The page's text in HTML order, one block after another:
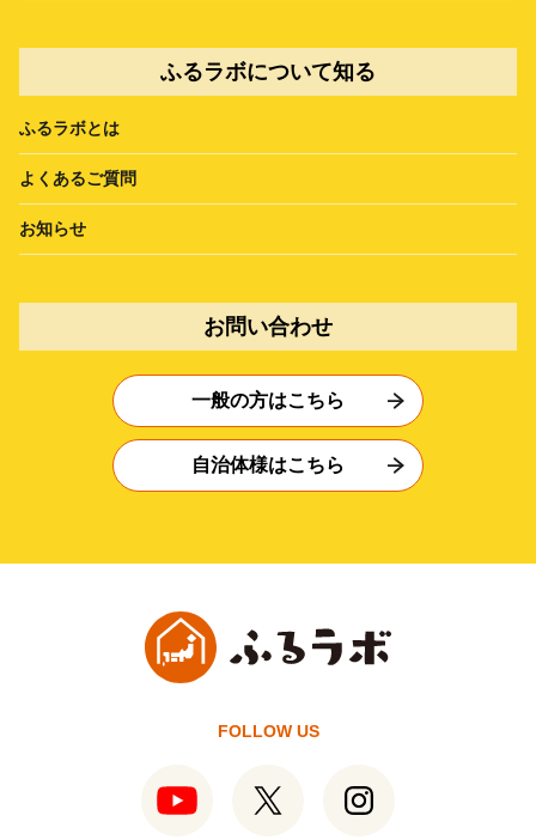
ふるラボについて知る
ふるラボとは
よくあるご質問
お知らせ
お問い合わせ
一般の方はこちら
自治体様はこちら
FOLLOW US